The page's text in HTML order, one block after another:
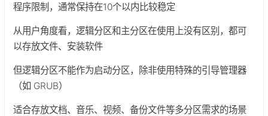
程序限制，通常保持在10个以内比较稳定
从用户角度看，逻辑分区和主分区在使用上没有区别，都可
以存放文件、安装软件
但逻辑分区不能作为启动分区，除非使用特殊的引导管理器
（如 GRUB）
适合存放文档、音乐、视频、备份文件等多分区需求的场景